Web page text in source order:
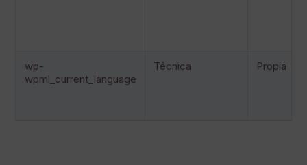
wp-
wpml_current_language
Técnica Propia